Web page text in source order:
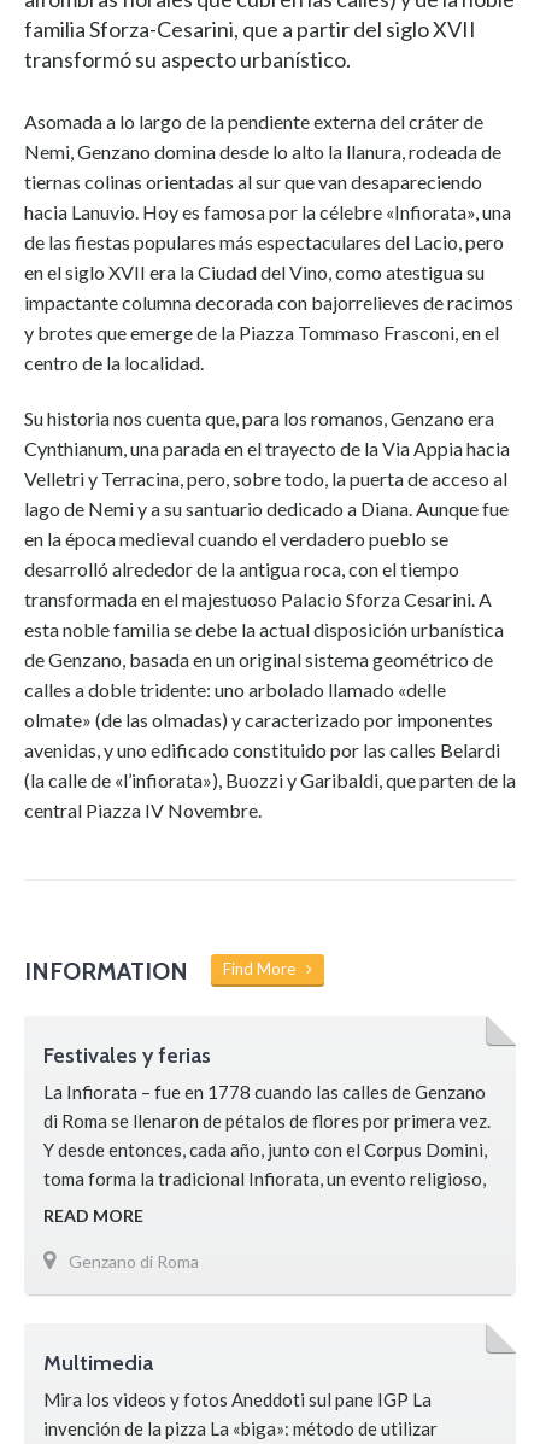
familia Sforza-Cesarini, que a partir del siglo XVII
transformó su aspecto urbanístico.
Asomada a lo largo de la pendiente externa del cráter de
Nemi, Genzano domina desde lo alto la llanura, rodeada de
tiernas colinas orientadas al sur que van desapareciendo
hacia Lanuvio. Hoy es famosa por la célebre «Infiorata», una
de las fiestas populares más espectaculares del Lacio, pero
en el siglo XVII era la Ciudad del Vino, como atestigua su
impactante columna decorada con bajorrelieves de racimos
y brotes que emerge de la Piazza Tommaso Frasconi, en el
centro de la localidad.
Su historia nos cuenta que, para los romanos, Genzano era
Cynthianum, una parada en el trayecto de la Via Appia hacia
Velletri y Terracina, pero, sobre todo, la puerta de acceso al
lago de Nemi y a su santuario dedicado a Diana. Aunque fue
en la época medieval cuando el verdadero pueblo se
desarrolló alrededor de la antigua roca, con el tiempo
transformada en el majestuoso Palacio Sforza Cesarini. A
esta noble familia se debe la actual disposición urbanística
de Genzano, basada en un original sistema geométrico de
calles a doble tridente: uno arbolado llamado «delle
olmate» (de las olmadas) y caracterizado por imponentes
avenidas, y uno edificado constituido por las calles Belardi
(la calle de «l’infiorata»), Buozzi y Garibaldi, que parten de la
central Piazza IV Novembre.
INFORMATION Find More
Festivales y ferias
La Infiorata – fue en 1778 cuando las calles de Genzano
di Roma se llenaron de pétalos de flores por primera vez.
Y desde entonces, cada año, junto con el Corpus Domini,
toma forma la tradicional Infiorata, un evento religioso,
histórico y folclórico que nos hace famosos en todo el
READ MORE
Genzano di Roma
Multimedia
Mira los videos y fotos Aneddoti sul pane IGP La
invención de la pizza La «biga»: método de utilizar